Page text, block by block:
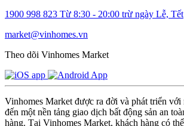
1900 998 823 Từ 8:30 - 20:00 trừ ngày Lễ, Tết
market@vinhomes.vn
Theo dõi Vinhomes Market
Vinhomes Market được ra đời và phát triển với
đến một nền tảng giao dịch bất động sản an
hàng. Tại Vinhomes Market, khách hàng có